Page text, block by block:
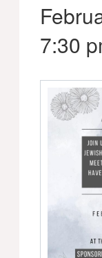
7:30